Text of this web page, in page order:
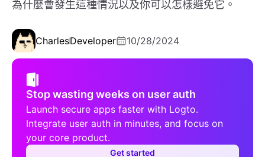
為什麼會發生這種情況以及你可以怎樣避免它。
CharlesDeveloper 10/28/2024
Stop wasting weeks on user auth
Launch secure apps faster with Logto.
Integrate user auth in minutes, and focus on
your core product.
Get started